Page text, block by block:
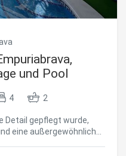
und Pool
4 2
Detail gepflegt wurde,
eine außergewöhnliche